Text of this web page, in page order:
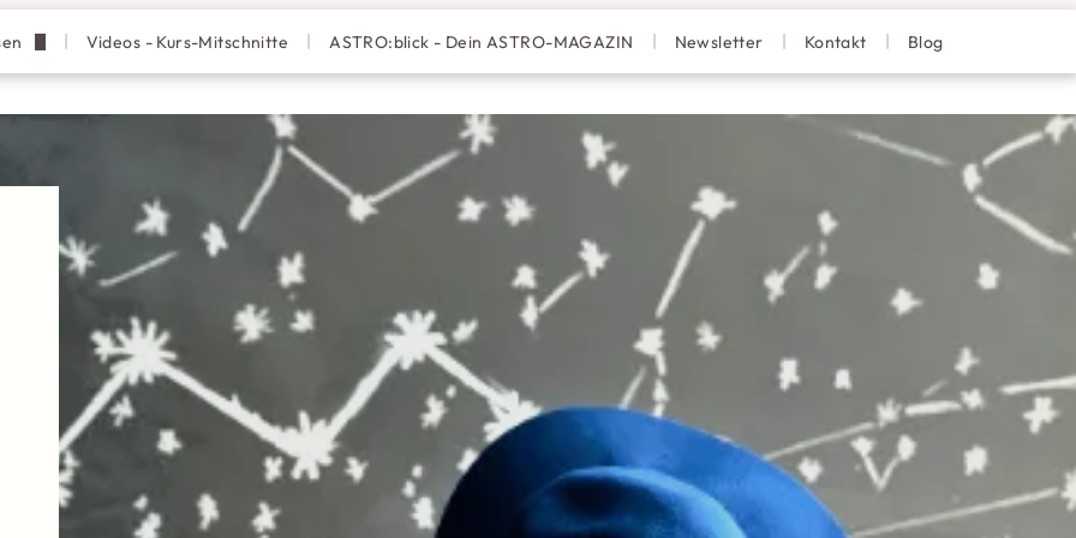
- der Abend-Kurs
online - der Abend-Kurs
Analyse
Videos - Kurs-Mitschnitte ASTRO:blick - Dein ASTRO-MAGAZIN Newsletter Kontakt Blog